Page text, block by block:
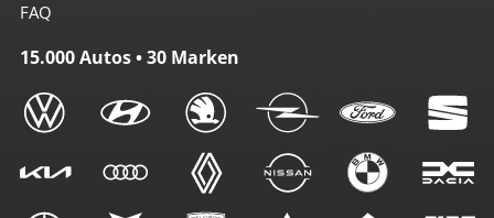
FAQ
15.000 Autos • 30 Marken